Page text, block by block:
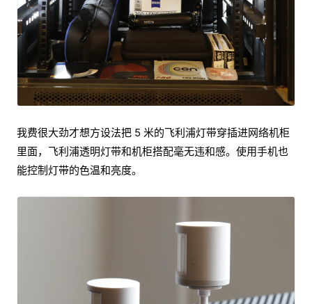
我费很大劲才想方设法把 5 米的飞利浦灯带穿插进网络机柜
里面，飞利浦透明灯带和机柜搭配毫无违和感。使用手机也
能控制灯带的色温和亮度。